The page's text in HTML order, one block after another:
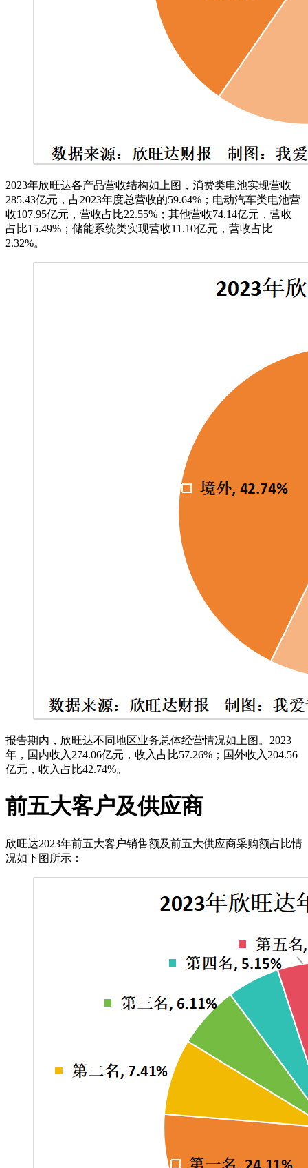
2023年欣旺达各产品营收结构如上图，消费类电池实现营收
285.43亿元，占2023年度总营收的59.64%；电动汽车类电池营
收107.95亿元，营收占比22.55%；其他营收74.14亿元，营收
占比15.49%；储能系统类实现营收11.10亿元，营收占比
2.32%。
报告期内，欣旺达不同地区业务总体经营情况如上图。2023
年，国内收入274.06亿元，收入占比57.26%；国外收入204.56
亿元，收入占比42.74%。
前五大客户及供应商
欣旺达2023年前五大客户销售额及前五大供应商采购额占比情
况如下图所示：